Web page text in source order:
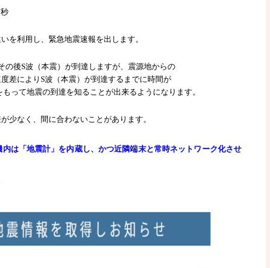
を利用し、緊急地震速報を出します。
の後S波（本震）が到達しますが、震源地からの
差によりS波（本震）が到達するまでに時間が
って地震の到達を知ることが出来るようになります。
少なく、間に合わないことがあります。
は「地震計」を内蔵し、かつ近隣端末と常時ネットワーク化させ